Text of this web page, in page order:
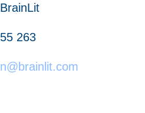
263